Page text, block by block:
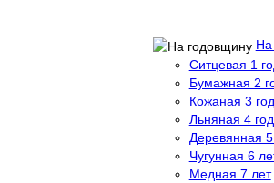
На
Ситцевая 1
Бумажная 2
Кожаная 3
Льняная 4
Деревянная
Чугунная 6
Медная 7 лет